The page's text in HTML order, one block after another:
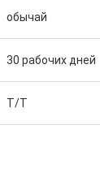
обычай
30 рабочих дней
T/T